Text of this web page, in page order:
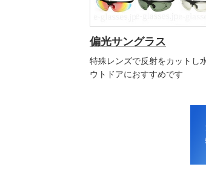
偏光サングラス
特殊レンズで反射をカットし
ウトドアにおすすめです